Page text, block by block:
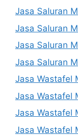
Jasa Saluran
Jasa Saluran
Jasa Saluran
Jasa Saluran
Jasa Wastafel
Jasa Wastafel
Jasa Wastafel
Jasa Wastafel